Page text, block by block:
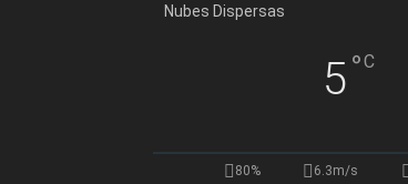
Nubes Dispersas
5°C
80% 6.3m/s